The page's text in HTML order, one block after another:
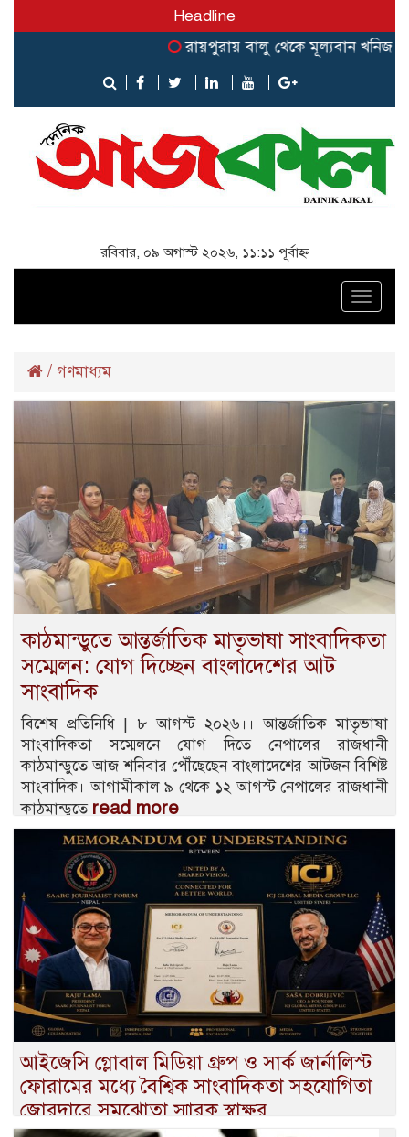
Headline
রায়পুরায় বালু থেকে মূল্যবান খনিজ
রবিবার, ০৯ অগাস্ট ২০২৬, ১১:১১ পূর্বাহ্ন
Toggle
/ গণমাধ্যম
কাঠমান্ডুতে আন্তর্জাতিক মাতৃভাষা সাংবাদিকতা
সম্মেলন: যোগ দিচ্ছেন বাংলাদেশের আট
সাংবাদিক
বিশেষ প্রতিনিধি | ৮ আগস্ট ২০২৬।। আন্তর্জাতিক মাতৃভাষা
সাংবাদিকতা সম্মেলনে যোগ দিতে নেপালের রাজধানী
কাঠমান্ডুতে আজ শনিবার পৌঁছেছেন বাংলাদেশের আটজন বিশিষ্ট
সাংবাদিক। আগামীকাল ৯ থেকে ১২ আগস্ট নেপালের রাজধানী
কাঠমান্ডুতে read more
আইজেসি গ্লোবাল মিডিয়া গ্রুপ ও সার্ক জার্নালিস্ট
ফোরামের মধ্যে বৈশ্বিক সাংবাদিকতা সহযোগিতা
জোরদারে সমঝোতা স্মারক স্বাক্ষর